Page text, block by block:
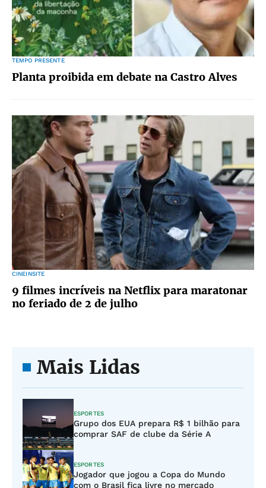
TEMPO PRESENTE
Planta proibida em debate na Castro Alves
CINEINSITE
9 filmes incríveis na Netflix para maratonar
no feriado de 2 de julho
Mais Lidas
ESPORTES
Grupo dos EUA prepara R$ 1 bilhão para
comprar SAF de clube da Série A
ESPORTES
Jogador que jogou a Copa do Mundo
com o Brasil fica livre no mercado